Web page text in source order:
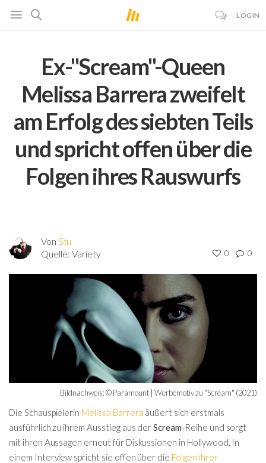
LOGIN
Ex-"Scream"-Queen
Melissa Barrera zweifelt
am Erfolg des siebten Teils
und spricht offen über die
Folgen ihres Rauswurfs
Von Stu
Quelle: Variety 0 0
Bildnachweis: © Paramount | Werbemotiv zu "Scream" (2021)
Die Schauspielerin Melissa Barrera äußert sich erstmals
ausführlich zu ihrem Ausstieg aus derScream-Reihe und sorgt
mit ihren Aussagen erneut für Diskussionen in Hollywood. In
einem Interview spricht sie offen über die Folgen ihrer